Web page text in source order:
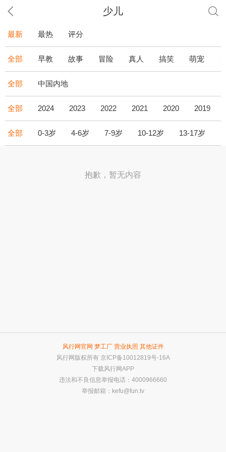
少儿
最新 最热 评分
全部 早教 故事 冒险 真人 搞笑 萌宠
全部 中国内地
全部 2024 2023 2022 2021 2020 2019
全部 0-3岁 4-6岁 7-9岁 10-12岁 13-17岁
抱歉，暂无内容
风行网官网 梦工厂 营业执照 其他证件
风行网版权所有 京ICP备10012819号-16A
下载风行网APP
违法和不良信息举报电话：4000966660
举报邮箱： kefu@fun.tv